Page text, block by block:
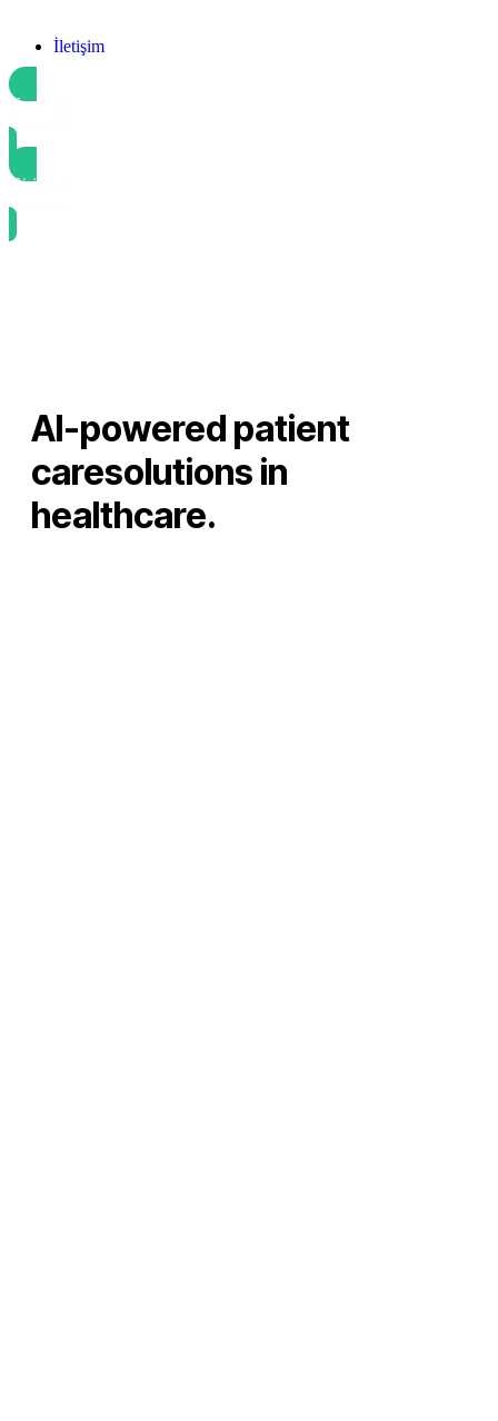
İletişim
Kayıt Ol
Kayıt Ol
Giriş Yap
Giriş Yap
AI-powered patient
caresolutions in
healthcare.